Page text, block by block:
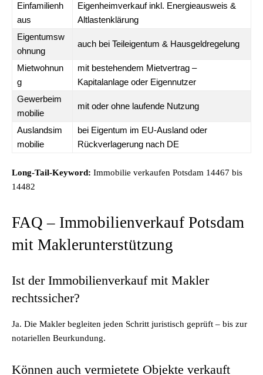
Einfamilienh
aus
Eigenheimverkauf inkl. Energieausweis &
Altlastenklärung
Eigentumsw
ohnung
auch bei Teileigentum & Hausgeldregelung
Mietwohnun
g
mit bestehendem Mietvertrag –
Kapitalanlage oder Eigennutzer
Gewerbeim
mobilie
mit oder ohne laufende Nutzung
Auslandsim
mobilie
bei Eigentum im EU-Ausland oder
Rückverlagerung nach DE
Long-Tail-Keyword: Immobilie verkaufen Potsdam 14467 bis
14482
FAQ – Immobilienverkauf Potsdam
mit Maklerunterstützung
Ist der Immobilienverkauf mit Makler
rechtssicher?
Ja. Die Makler begleiten jeden Schritt juristisch geprüft – bis zur
notariellen Beurkundung.
Können auch vermietete Objekte verkauft